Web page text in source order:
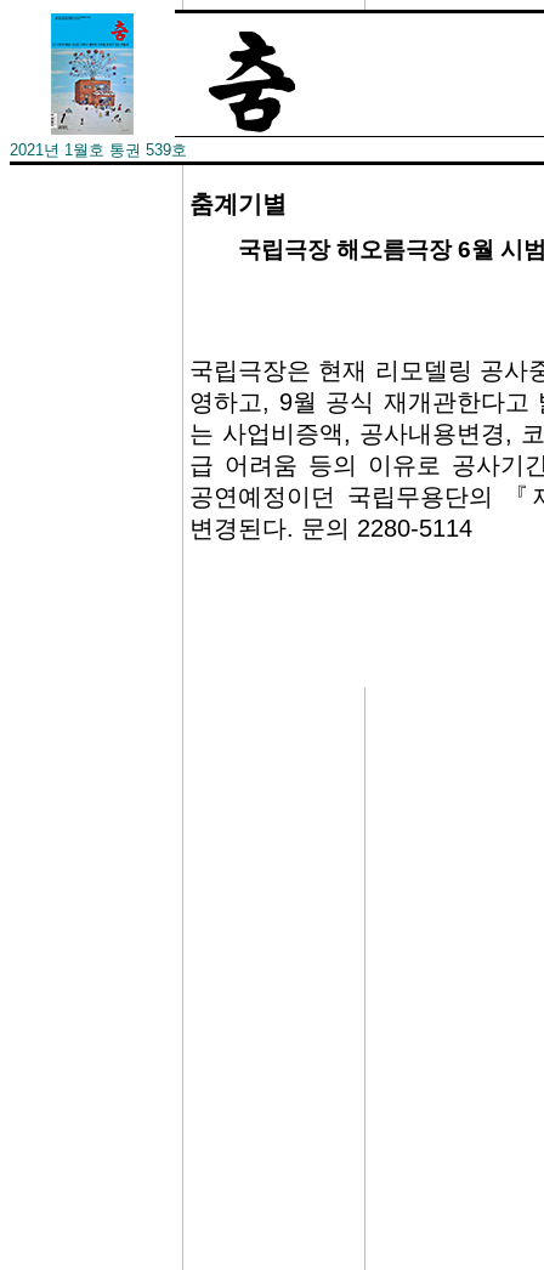
2021년 1월호 통권 539호
춤계기별
국립극장 해오름극장 6월 시
국립극장은 현재 리모델링 공사
영하고, 9월 공식 재개관한다고
는 사업비증액, 공사내용변경,
급 어려움 등의 이유로 공사기
공연예정이던 국립무용단의
변경된다. 문의 2280-5114